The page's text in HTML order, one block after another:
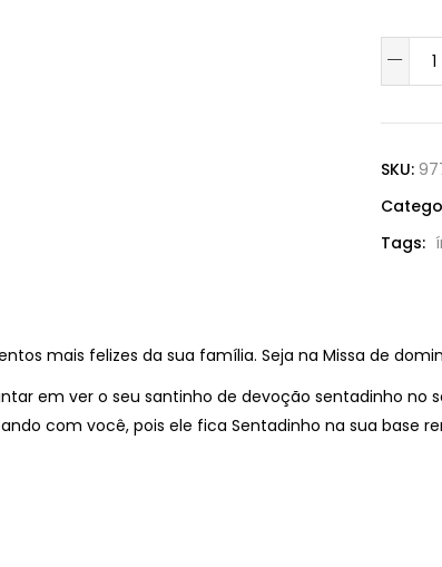
Jesus
SKU:
Tags:
mais felizes da sua família. Seja na Missa de
em ver o seu santinho de devoção sentadinho no
com você, pois ele fica Sentadinho na sua base